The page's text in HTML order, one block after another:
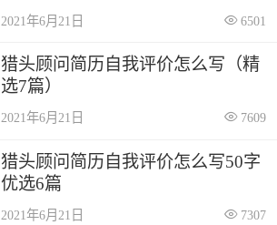
2021年6月21日 6501
猎头顾问简历自我评价怎么写（精
选7篇）
2021年6月21日 7609
猎头顾问简历自我评价怎么写50字
优选6篇
2021年6月21日 7307